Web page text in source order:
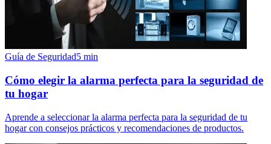
Guía de Seguridad5 min
Cómo elegir la alarma perfecta para la seguridad de
tu hogar
Aprende a seleccionar la alarma perfecta para la seguridad de tu
hogar con consejos prácticos y recomendaciones de productos.